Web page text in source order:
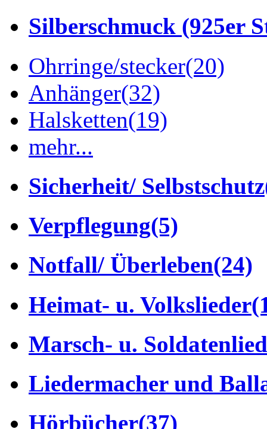
Silberschmuck (925er
Ohrringe/stecker(20)
Anhänger(32)
Halsketten(19)
mehr...
Sicherheit/ Selbstschutz
Verpflegung(5)
Notfall/ Überleben(24)
Heimat- u. Volkslieder
Marsch- u.
Liedermacher und
Hörbücher(37)